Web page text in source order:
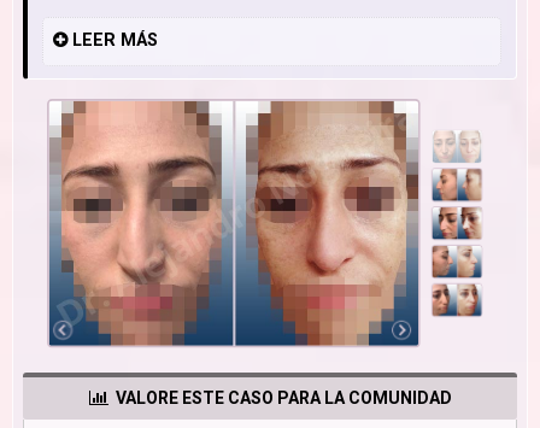
LEER MÁS
VALORE ESTE CASO PARA LA COMUNIDAD